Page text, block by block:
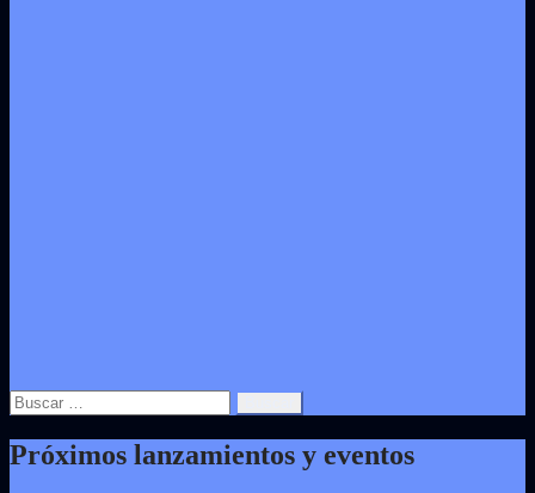
Buscar:
Próximos lanzamientos y eventos